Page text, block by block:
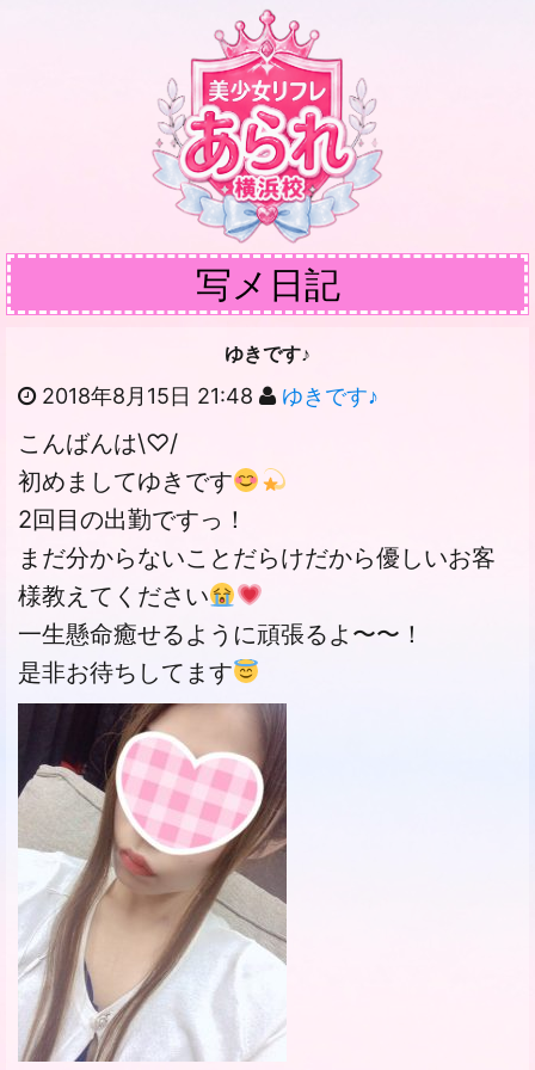
写メ日記
ゆきです♪
2018年8月15日 21:48 ゆきです♪
こんばんは\♡/
初めましてゆきです
2回目の出勤ですっ！
まだ分からないことだらけだから優しいお客
様教えてください
一生懸命癒せるように頑張るよ〜〜！
是非お待ちしてます